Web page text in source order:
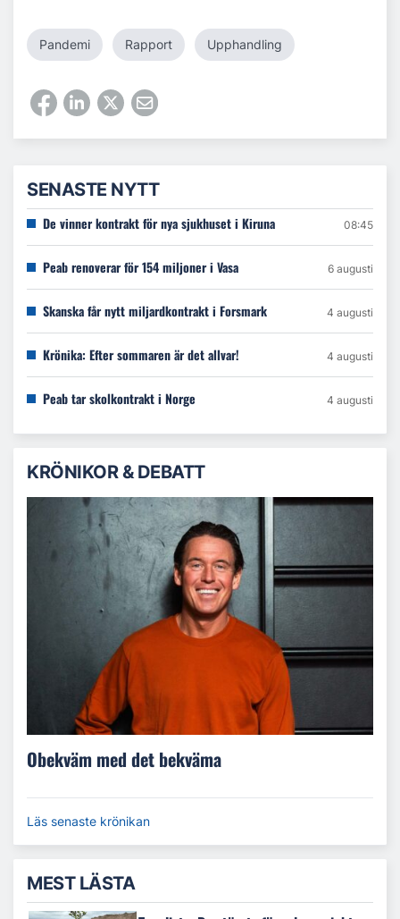
Pandemi Rapport Upphandling
SENASTE NYTT
De vinner kontrakt för nya sjukhuset i Kiruna 08:45
Peab renoverar för 154 miljoner i Vasa 6 augusti
Skanska får nytt miljardkontrakt i Forsmark 4 augusti
Krönika: Efter sommaren är det allvar! 4 augusti
Peab tar skolkontrakt i Norge 4 augusti
KRÖNIKOR & DEBATT
Obekväm med det bekväma
Läs senaste krönikan
MEST LÄSTA